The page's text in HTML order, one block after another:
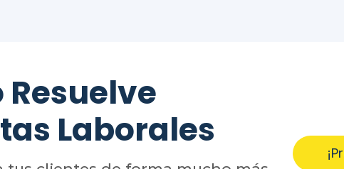
Resuelve
Laborales